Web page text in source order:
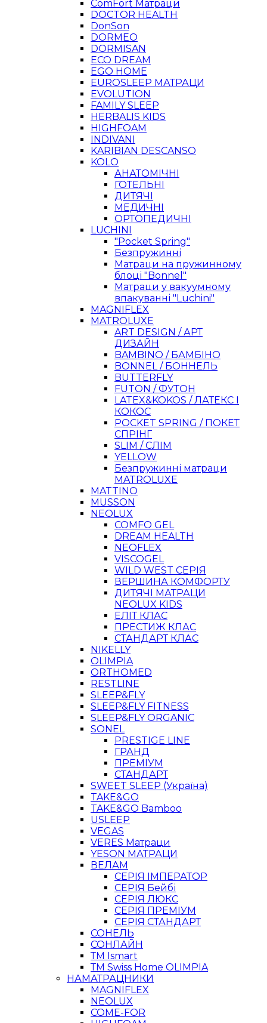
ComFort Матраци
DOCTOR HEALTH
DonSon
DORMEO
DORMISAN
ECO DREAM
EGO HOME
EUROSLEEP МАТРАЦИ
EVOLUTION
FAMILY SLEEP
HERBALIS KIDS
HIGHFOAM
INDIVANI
KARIBIAN DESCANSO
KOLO
АНАТОМІЧНІ
ГОТЕЛЬНІ
ДИТЯЧІ
МЕДИЧНІ
ОРТОПЕДИЧНІ
LUCHINI
"Pocket Spring"
Безпружинні
Матраци на пружинному
блоці "Bonnel"
Матраци у вакуумному
впакуванні "Luchini"
MAGNIFLEX
MATROLUXE
ART DESIGN / АРТ
ДИЗАЙН
BAMBINO / БАМБІНО
BONNEL / БОННЕЛЬ
BUTTERFLY
FUTON / ФУТОН
LATEX&KOKOS / ЛАТЕКС І
КОКОС
POCKET SPRING / ПОКЕТ
СПРІНГ
SLIM / СЛІМ
YELLOW
Безпружинні матраци
MATROLUXE
MATTINO
MUSSON
NEOLUX
COMFO GEL
DREAM HEALTH
NEOFLEX
VISCOGEL
WILD WEST СЕРІЯ
ВЕРШИНА КОМФОРТУ
ДИТЯЧІ МАТРАЦИ
NEOLUX KIDS
ЕЛІТ КЛАС
ПРЕСТИЖ КЛАС
СТАНДАРТ КЛАС
NIKELLY
OLIMPIA
ORTHOMED
RESTLINE
SLEEP&FLY
SLEEP&FLY FITNESS
SLEEP&FLY ORGANIC
SONEL
PRESTIGE LINE
ГРАНД
ПРЕМІУМ
СТАНДАРТ
SWEET SLEEP (Україна)
TAKE&GO
TAKE&GO Bamboo
USLEEP
VEGAS
VERES Матраци
YESON МАТРАЦИ
ВЕЛАМ
СЕРІЯ ІМПЕРАТОР
СЕРІЯ Бейбі
СЕРІЯ ЛЮКС
СЕРІЯ ПРЕМІУМ
СЕРІЯ СТАНДАРТ
СОНЕЛЬ
СОНЛАЙН
ТМ Ismart
ТМ Swiss Home OLIMPIA
НАМАТРАЦНИКИ
MAGNIFLEX
NEOLUX
COME-FOR